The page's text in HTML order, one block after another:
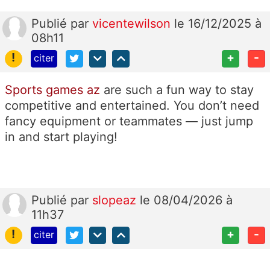
Publié par vicentewilson le 16/12/2025 à
08h11
!
citer + -
Sports games az are such a fun way to stay
competitive and entertained. You don’t need
fancy equipment or teammates — just jump
in and start playing!
Publié par slopeaz le 08/04/2026 à
11h37
!
citer + -